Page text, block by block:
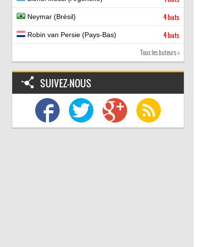
Neymar (Brésil) 4 buts
Robin van Persie (Pays-Bas) 4 buts
Tous les buteurs >
SUIVEZ-NOUS